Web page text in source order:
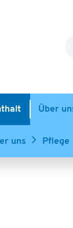
Über
uns Pflege